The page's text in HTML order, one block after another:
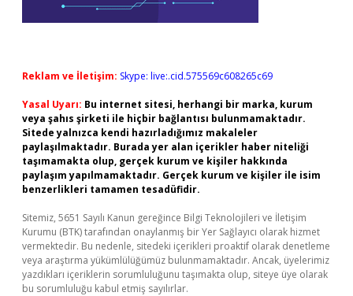
Reklam ve İletişim: Skype: live:.cid.575569c608265c69
Yasal Uyarı: Bu internet sitesi, herhangi bir marka, kurum
veya şahıs şirketi ile hiçbir bağlantısı bulunmamaktadır.
Sitede yalnızca kendi hazırladığımız makaleler
paylaşılmaktadır. Burada yer alan içerikler haber niteliği
taşımamakta olup, gerçek kurum ve kişiler hakkında
paylaşım yapılmamaktadır. Gerçek kurum ve kişiler ile isim
benzerlikleri tamamen tesadüfidir.
Sitemiz, 5651 Sayılı Kanun gereğince Bilgi Teknolojileri ve İletişim
Kurumu (BTK) tarafından onaylanmış bir Yer Sağlayıcı olarak hizmet
vermektedir. Bu nedenle, sitedeki içerikleri proaktif olarak denetleme
veya araştırma yükümlülüğümüz bulunmamaktadır. Ancak, üyelerimiz
yazdıkları içeriklerin sorumluluğunu taşımakta olup, siteye üye olarak
bu sorumluluğu kabul etmiş sayılırlar.